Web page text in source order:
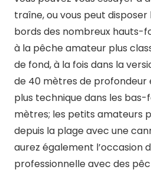
traîne, ou vous peut disposer
bords des nombreux hauts-
à la pêche amateur plus
de fond, à la fois dans la
de 40 mètres de profondeur
plus technique dans les
mètres; les petits amateurs
depuis la plage avec une
aurez également l’occasion
professionnelle avec des